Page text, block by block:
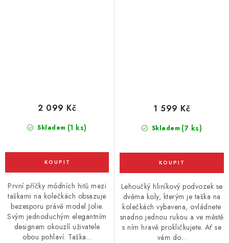
Skladem (1 ks)
2 099 Kč
První příčky módních hitů mezi
taškami na kolečkách obsazuje
bezesporu právě model Jolie.
Svým jednoduchým elegantním
designem okouzlí uživatele
obou pohlaví. Taška...
Skladem (7 ks)
1 599 Kč
Lehoučký hliníkový podvozek se
dvěma koly, kterým je taška na
kolečkách vybavena, ovládnete
snadno jednou rukou a ve městě
s ním hravě prokličkujete. Ať se
vám do...